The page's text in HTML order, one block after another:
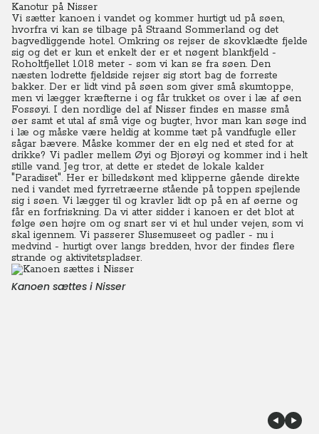
Kanotur på Nisser
Vi sætter kanoen i vandet og kommer hurtigt ud på søen,
hvorfra vi kan se tilbage på Straand Sommerland og det
bagvedliggende hotel. Omkring os rejser de skovklædte fjelde
sig og det er kun et enkelt der er et nøgent blankfjeld -
Roholtfjellet 1.018 meter - som vi kan se fra søen. Den
næsten lodrette fjeldside rejser sig stort bag de forreste
bakker. Der er lidt vind på søen som giver små skumtoppe,
men vi lægger kræfterne i og får trukket os over i læ af øen
Fossøyi. I den nordlige del af Nisser findes en masse små
øer samt et utal af små vige og bugter, hvor man kan søge ind
i læ og måske være heldig at komme tæt på vandfugle eller
sågar bævere. Måske kommer der en elg ned et sted for at
drikke? Vi padler mellem Øyi og Bjorøyi og kommer ind i helt
stille vand. Jeg tror, at dette er stedet de lokale kalder
"Paradiset". Her er billedskønt med klipperne gående direkte
ned i vandet med fyrretræerne stående på toppen spejlende
sig i søen. Vi lægger til og kravler lidt op på en af øerne og
får en forfriskning. Da vi atter sidder i kanoen er det blot at
følge øen højre om og snart ser vi et hul under vejen, som vi
skal igennem. Vi passerer Slusemuseet og padler - nu i
medvind - hurtigt over langs bredden, hvor der findes flere
strande og aktivitetspladser.
Kanoen sættes i Nisser